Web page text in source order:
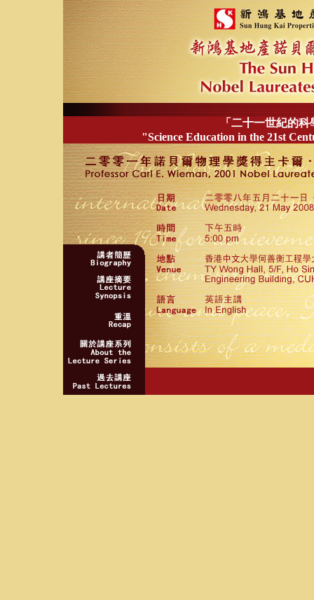
「二十一世紀的
"Science Education in the 21st